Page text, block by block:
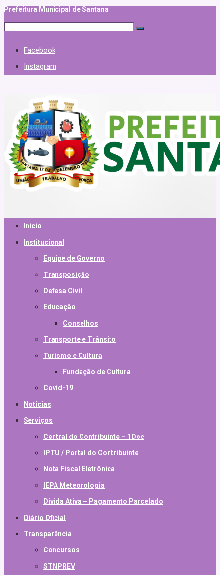
Prefeitura Municipal de Santana
Facebook
Instagram
Inicio
Institucional
Equipe de Governo
Transposição
Defesa Civil
Educação
Conselhos
Transporte e Trânsito
Turismo e Cultura
Fundação de Cultura
Covid-19
Notícias
Serviços
Central do Contribuinte – 1Doc
IPTU / Portal do Contribuinte
Nota Fiscal Eletrônica
IEPA Meteorologia
Divida Ativa – Pagamento Parcelado
Diário Oficial
Transparência
Concursos
STNPREV